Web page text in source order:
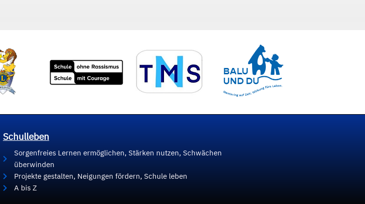
Schulleben
Sorgenfreies Lernen ermöglichen, Stärken nutzen, Schwächen
überwinden
Projekte gestalten, Neigungen fördern, Schule leben
A bis Z